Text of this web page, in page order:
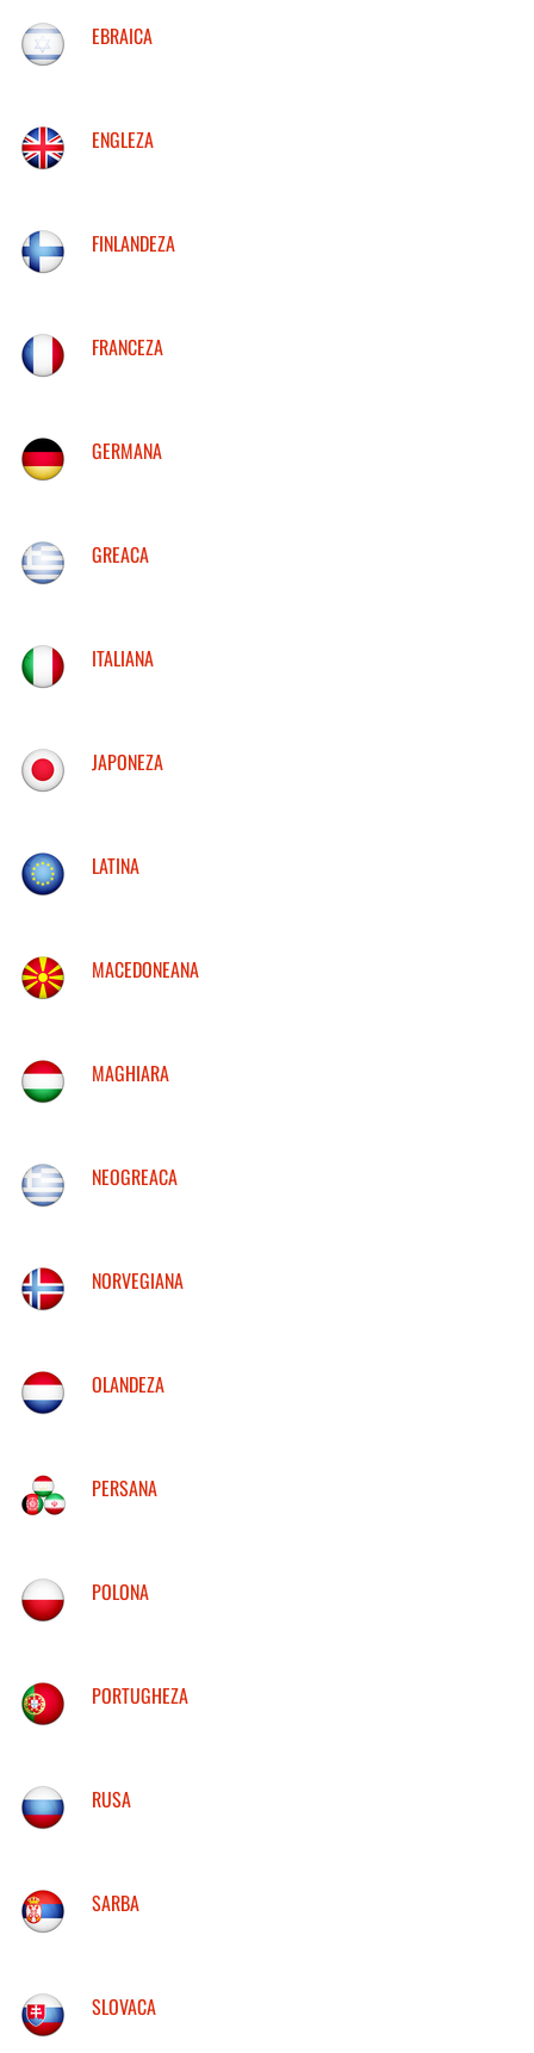
EBRAICA
ENGLEZA
FINLANDEZA
FRANCEZA
GERMANA
GREACA
ITALIANA
JAPONEZA
LATINA
MACEDONEANA
MAGHIARA
NEOGREACA
NORVEGIANA
OLANDEZA
PERSANA
POLONA
PORTUGHEZA
RUSA
SARBA
SLOVACA